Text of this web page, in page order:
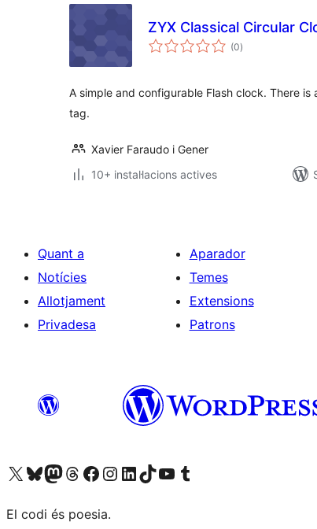
ZYX Classical Circular
(0puntuacions
totals
)
A simple and configurable Flash clock. There
tag.
Xavier Faraudo i Gener
10+ instal·lacions actives
Quant a
Notícies
Allotjament
Privadesa
Aparador
Temes
Extensions
Patrons
Visiteu el nostre compte X (abans Twitter)
Visiteu el nostre compte de Bluesky
Visiteu el nostre compte al Mastodon
Visiteu el nostre compte de Threads
Visiteu la nostra pàgina al Facebook
Visiteu el nostre compte d'Instagram
Visiteu el nostre compte de LinkedIn
Visiteu el nostre compte de TikTok
Visiteu el nostre canal al YouTube
Visiteu el nostre compte de Tumblr
El codi és poesia.